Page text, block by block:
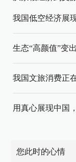
我国低空经济展
生态“高颜值”变
我国文旅消费正
用真心展现中国
您此时的心情